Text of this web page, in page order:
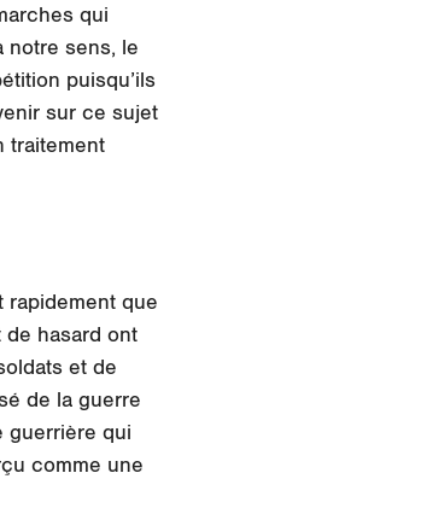
qui
notre sens, le
puisqu’ils
sur ce sujet
traitement
rapidement que
de hasard ont
et de
de la guerre
guerrière qui
comme une